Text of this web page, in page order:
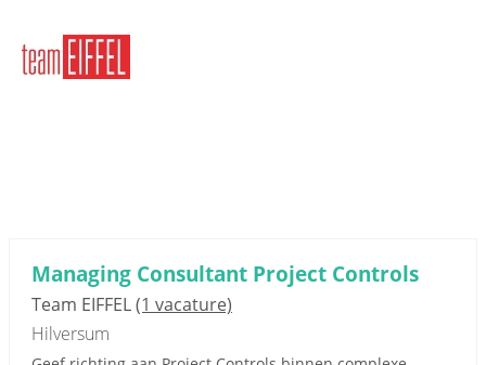
Managing Consultant Project Controls
Team EIFFEL(1 vacature)
Hilversum